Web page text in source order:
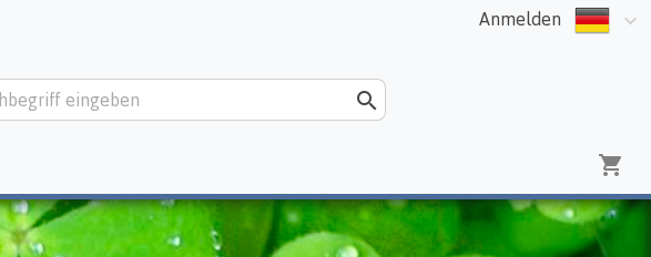
Anmelden